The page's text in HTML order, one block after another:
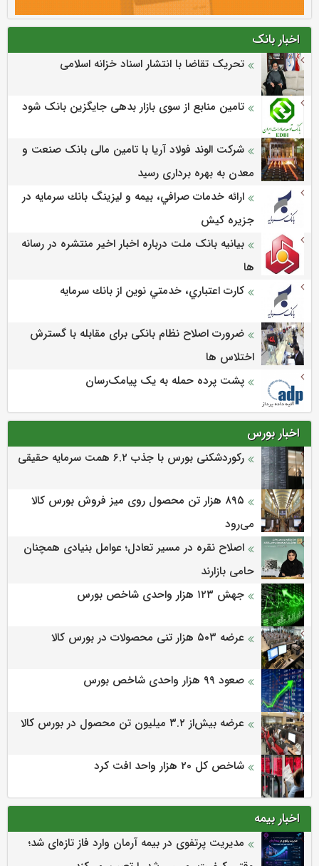
اخبار بانک
تحریک تقاضا با انتشار اسناد خزانه اسلامی
تامین منابع از سوی بازار بدهی جایگزین بانک شود
شرکت الوند فولاد آریا با تامین مالی بانک صنعت و
معدن به بهره برداری رسید
ارائه خدمات صرافي، بيمه و ليزينگ بانك سرمايه در
جزيره كيش
بیانیه بانک ملت درباره اخبار اخیر منتشره در رسانه
ها
كارت اعتباري، خدمتي نوين از بانك سرمايه
ضرورت اصلاح نظام بانکی برای مقابله با گسترش
اختلاس ها
پشت پرده حمله به یک پیامک‌رسان
اخبار بورس
رکوردشکنی بورس با جذب ۶.۲ همت سرمایه حقیقی
۸۹۵ هزار تن محصول روی میز فروش بورس کالا
می‌‌رود
اصلاح نقره در مسیر تعادل؛ عوامل بنیادی همچنان
حامی بازارند
جهش ۱۲۳ هزار واحدی شاخص بورس
عرضه ۵۰۳ هزار تنی محصولات در بورس کالا
صعود ۹۹ هزار واحدی شاخص بورس
عرضه بیش‌از ۳.۲ میلیون تن محصول در بورس کالا
شاخص کل ۲۰ هزار واحد افت کرد
اخبار بیمه
مدیریت پرتفوی در بیمه آرمان وارد فاز تازه‌ای شد؛